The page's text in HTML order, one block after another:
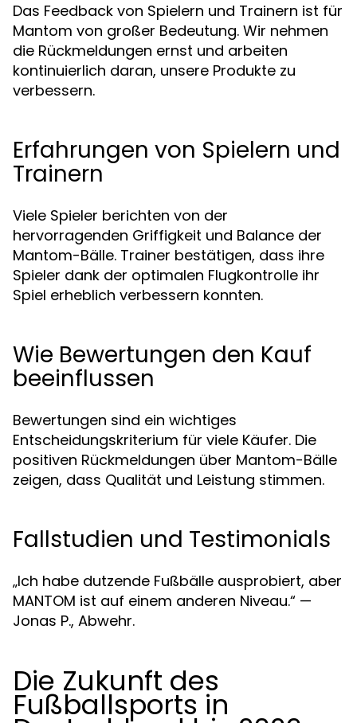
Das Feedback von Spielern und Trainern ist für
Mantom von großer Bedeutung. Wir nehmen
die Rückmeldungen ernst und arbeiten
kontinuierlich daran, unsere Produkte zu
verbessern.
Erfahrungen von Spielern und
Trainern
Viele Spieler berichten von der
hervorragenden Griffigkeit und Balance der
Mantom-Bälle. Trainer bestätigen, dass ihre
Spieler dank der optimalen Flugkontrolle ihr
Spiel erheblich verbessern konnten.
Wie Bewertungen den Kauf
beeinflussen
Bewertungen sind ein wichtiges
Entscheidungskriterium für viele Käufer. Die
positiven Rückmeldungen über Mantom-Bälle
zeigen, dass Qualität und Leistung stimmen.
Fallstudien und Testimonials
„Ich habe dutzende Fußbälle ausprobiert, aber
MANTOM ist auf einem anderen Niveau.“ —
Jonas P., Abwehr.
Die Zukunft des
Fußballsports in